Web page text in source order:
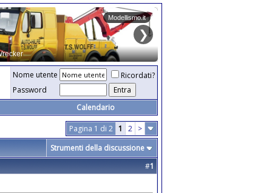
Nome utente
Ricordati?
Password
Calendario
Pagina 1 di 2 1 2 >
Strumenti della discussione
#1